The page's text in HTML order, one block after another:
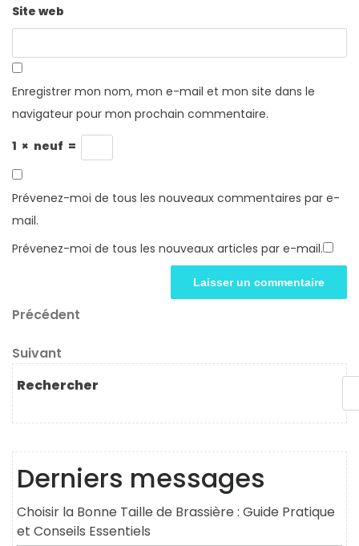
Site web
Enregistrer mon nom, mon e-mail et mon site dans le
navigateur pour mon prochain commentaire.
1 × neuf =
Prévenez-moi de tous les nouveaux commentaires par e-
mail.
Prévenez-moi de tous les nouveaux articles par e-mail.
Navigation
de
l’article
Article
Précédent
Article
suivant
Suivant
Rechercher
Derniers messages
Choisir la Bonne Taille de Brassière : Guide Pratique
et Conseils Essentiels